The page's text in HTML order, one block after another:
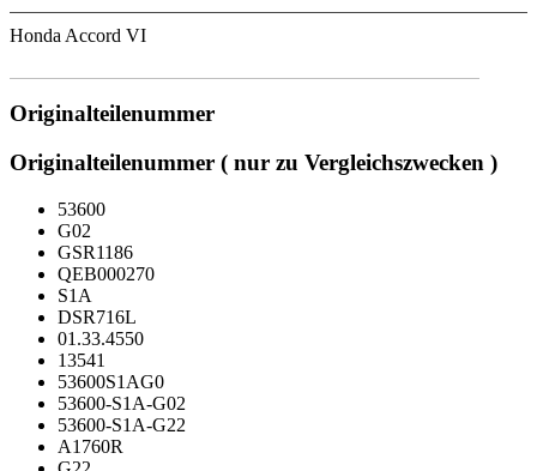
Honda Accord VI
Originalteilenummer
Originalteilenummer ( nur zu Vergleichszwecken )
53600
G02
GSR1186
QEB000270
S1A
DSR716L
01.33.4550
13541
53600S1AG0
53600-S1A-G02
53600-S1A-G22
A1760R